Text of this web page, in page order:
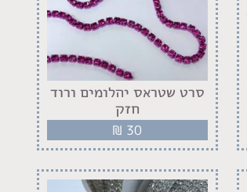
סרט שטראס יהלומים ורוד
חזק
₪ 30